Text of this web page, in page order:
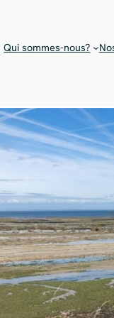
Qui sommes-nous?